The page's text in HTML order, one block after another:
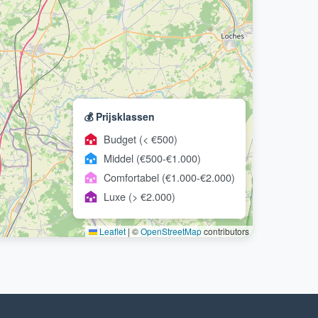
💰 Prijsklassen
Budget (< €500)
Middel (€500-€1.000)
Comfortabel (€1.000-€2.000)
Luxe (> €2.000)
Leaflet | ©OpenStreetMapcontributors